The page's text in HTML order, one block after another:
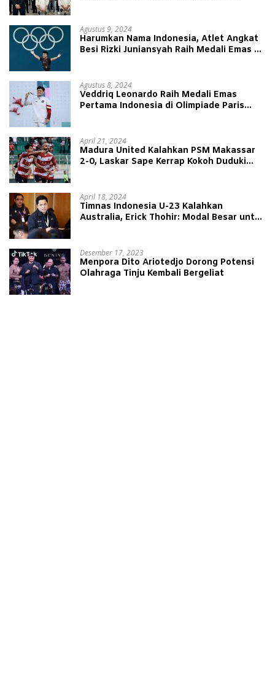
Agustus 9, 2024
Harumkan Nama Indonesia, Atlet Angkat
Besi Rizki Juniansyah Raih Medali Emas di
Agustus 8, 2024
Veddriq Leonardo Raih Medali Emas
Pertama Indonesia di Olimpiade Paris
April 21, 2024
Madura United Kalahkan PSM Makassar
2-0, Laskar Sape Kerrap Kokoh Duduki
April 18, 2024
Timnas Indonesia U-23 Kalahkan
Australia, Erick Thohir: Modal Besar untuk
Desember 17, 2023
Menpora Dito Ariotedjo Dorong Potensi
Olahraga Tinju Kembali Bergeliat